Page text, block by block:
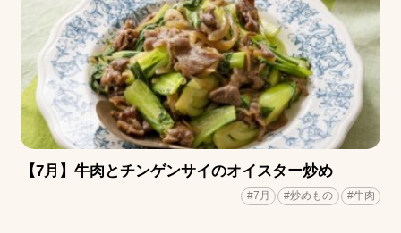
【7月】牛肉とチンゲンサイのオイスター炒め
#7月 #炒めもの #牛肉